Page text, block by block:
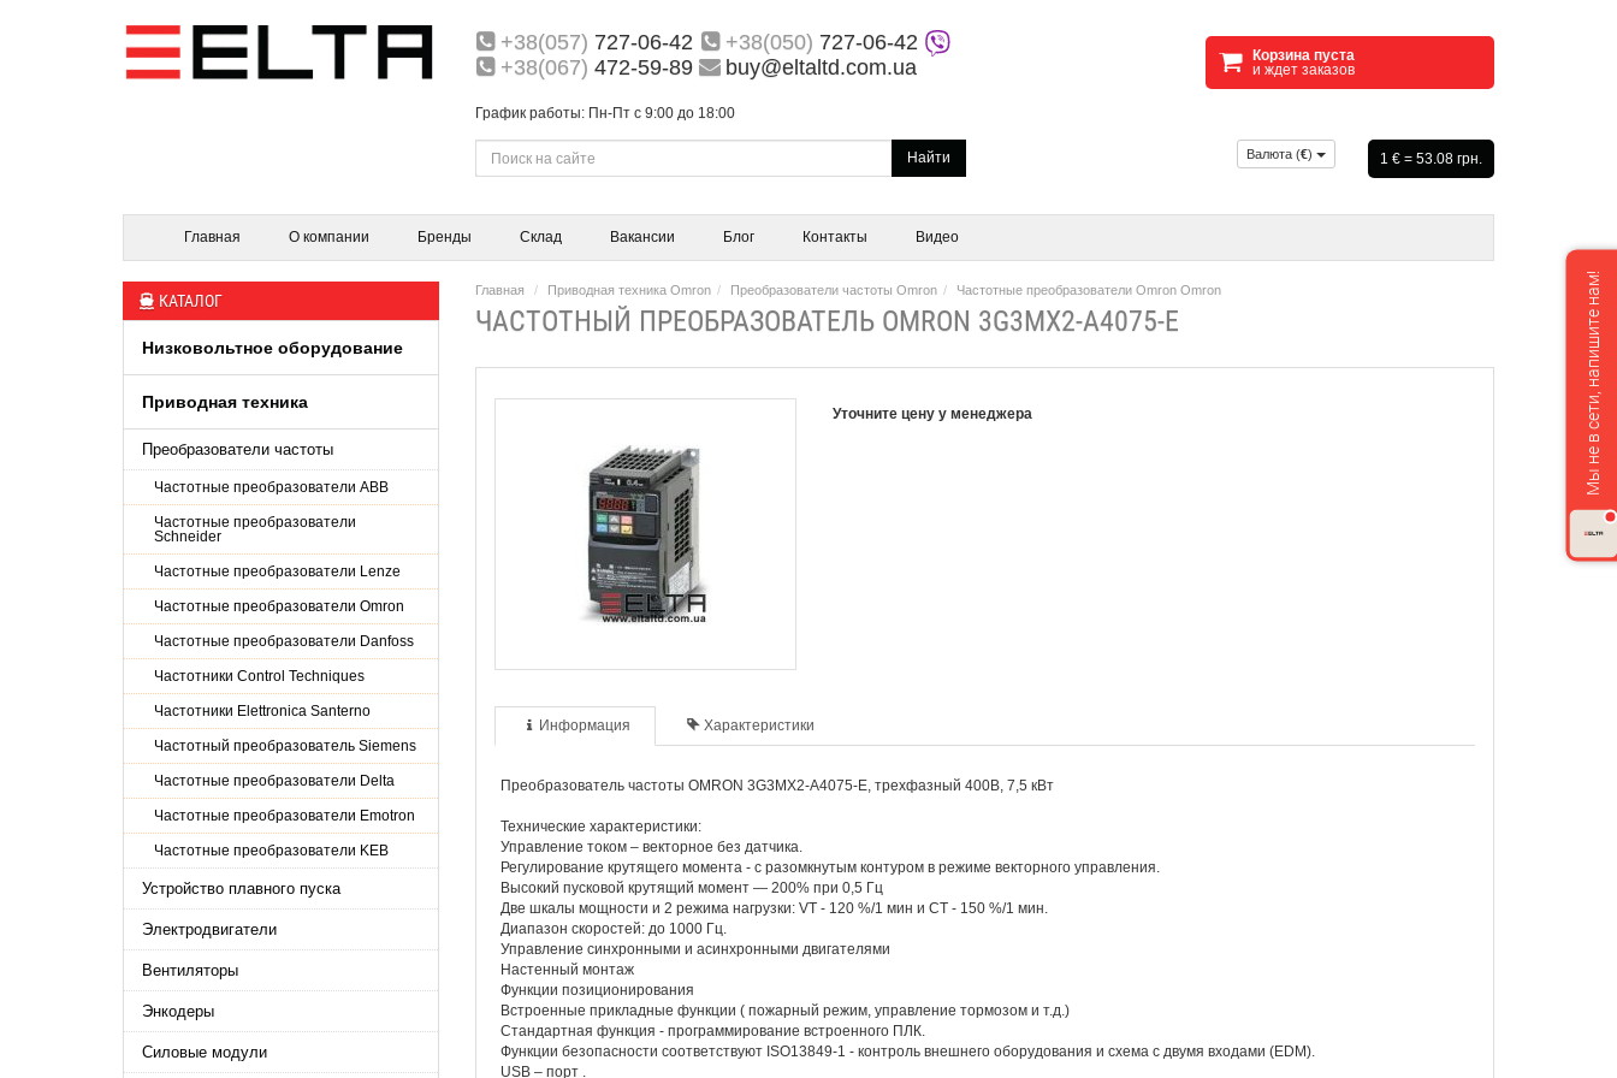
+38(057) 727-06-42 +38(050) 727-06-42
+38(067) 472-59-89 buy@eltaltd.com.ua
График работы: Пн-Пт с 9:00 до 18:00
Корзина пуста
и ждет заказов
Найти Валюта (€) 1 € = 53.08 грн.
Главная О компании Бренды Склад Вакансии Блог Контакты Видео
КАТАЛОГ
Низковольтное оборудование
Приводная техника
Преобразователи частоты
Частотные преобразователи ABB
Частотные преобразователи
Schneider
Частотные преобразователи Lenze
Частотные преобразователи Omron
Частотные преобразователи Danfoss
Частотники Control Techniques
Частотники Elettronica Santerno
Частотный преобразователь Siemens
Частотные преобразователи Delta
Частотные преобразователи Emotron
Частотные преобразователи KEB
Устройство плавного пуска
Электродвигатели
Вентиляторы
Энкодеры
Силовые модули
Главная Приводная техника Omron Преобразователи частоты Omron Частотные преобразователи Omron Omron
ЧАСТОТНЫЙ ПРЕОБРАЗОВАТЕЛЬ OMRON 3G3MX2-A4075-E
Уточните цену у менеджера
Информация Характеристики
Преобразователь частоты OMRON 3G3MX2-A4075-E, трехфазный 400В, 7,5 кВт
Технические характеристики:
Управление током – векторное без датчика.
Регулирование крутящего момента - с разомкнутым контуром в режиме векторного управления.
Высокий пусковой крутящий момент — 200% при 0,5 Гц
Две шкалы мощности и 2 режима нагрузки: VT - 120 %/1 мин и CT - 150 %/1 мин.
Диапазон скоростей: до 1000 Гц.
Управление синхронными и асинхронными двигателями
Настенный монтаж
Функции позиционирования
Встроенные прикладные функции ( пожарный режим, управление тормозом и т.д.)
Стандартная функция - программирование встроенного ПЛК.
Функции безопасности соответствуют ISO13849-1 - контроль внешнего оборудования и схема с двумя входами (EDM).
USB – порт .
Мы не в сети, напишите нам!